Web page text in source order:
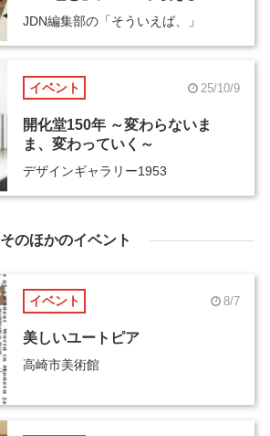
JDN編集部の「そういえば、」
イベント 25/10/9
開化堂150年 ～変わらないま
ま、変わっていく～
デザインギャラリー1953
そのほかのイベント
イベント 8/7
美しいユートピア
高崎市美術館